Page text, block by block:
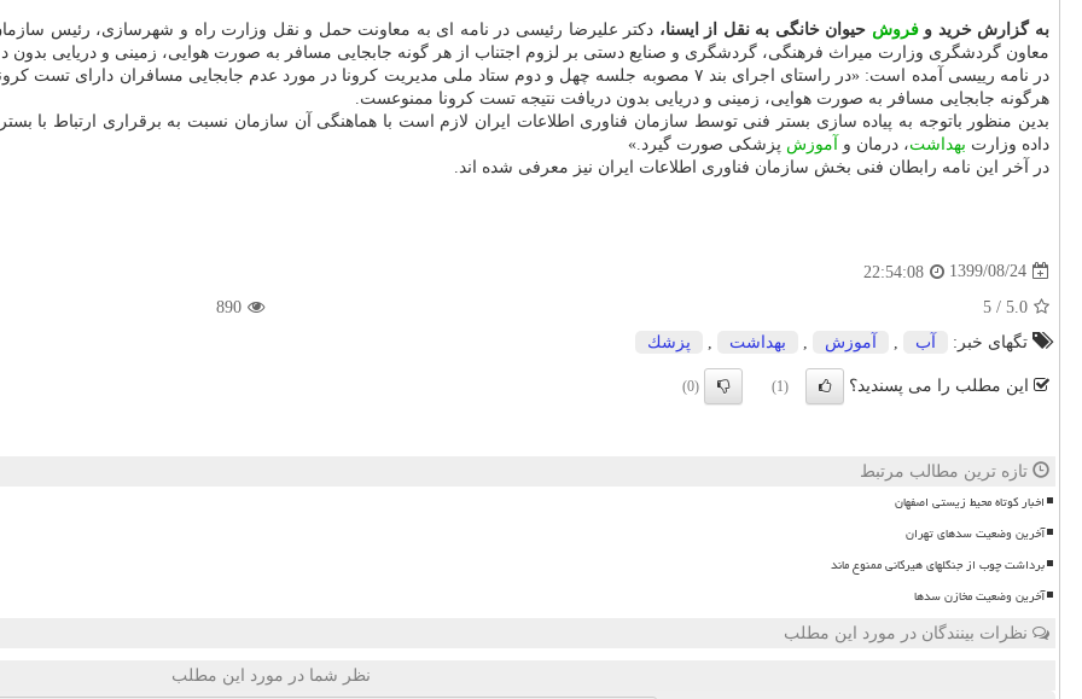
به گزارش خرید وفروش حیوان خانگی به نقل از ایسنا، دکتر علیرضا رئیسی در نامه ای به معاونت حمل و نقل وزارت راه و شهرسازی، رئیس
معاون گردشگری وزارت میراث فرهنگی، گردشگری و صنایع دستی بر لزوم اجتناب از هر گونه جابجایی مسافر به صورت هوایی، زمینی و دریایی بدون
هرگونه جابجایی مسافر به صورت هوایی، زمینی و دریایی بدون دریافت نتیجه تست کرونا ممنوعست.
بدین منظور باتوجه به پیاده سازی بستر فنی توسط سازمان فناوری اطلاعات ایران لازم است با هماهنگی آن سازمان نسبت به برقراری ارتباط با
داده وزارت بهداشت، درمان و آموزش پزشکی صورت گیرد.»
در آخر این نامه رابطان فنی بخش سازمان فناوری اطلاعات ایران نیز معرفی شده اند.
1399/08/24
22:54:08
5.0
/
5
890
تگهای خبر:
آب آموزش بهداشت پزشك
این مطلب را می پسندید؟ (1)
(0)
تازه ترین مطالب مرتبط
اخبار کوتاه محیط زیستی اصفهان
آخرین وضعیت سدهای تهران
برداشت چوب از جنگلهای هیرکانی ممنوع ماند
آخرین وضعیت مخازن سدها
نظرات بینندگان در مورد این مطلب
نظر شما در مورد این مطلب